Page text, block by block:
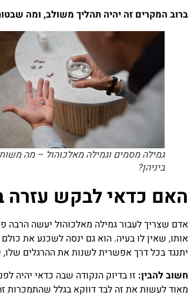
ברוב המקרים זה יהיה תהליך משולב, ומה
גמילה מסמים וגמילה מאלכוהול – מה
ביניהן?
האם כדאי לבקש עזרה
אדם שצריך לעבור גמילה מאלכוהול יעשה הרבה
אותו, שאין לו בעיה. הוא גם ינסה לשכנע את
יתנגד בכל דרך אפשרית לשנות את ההרגלים
חשוב להבין: זו בדיוק הנקודה שבה כדאי יהיה
מאוד לעשות את זה לבד דווקא בגלל שהתמכרות